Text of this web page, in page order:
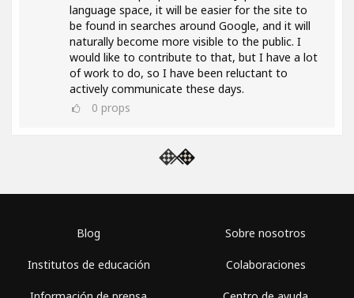
language space, it will be easier for the site to
be found in searches around Google, and it will
naturally become more visible to the public. I
would like to contribute to that, but I have a lot
of work to do, so I have been reluctant to
actively communicate these days.
0 props
Blog
Institutos de educación
Sobre nosotros
Colaboraciones